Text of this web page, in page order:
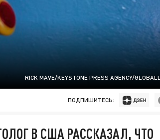
RICK MAVE/KEYSTONE PRESS AGENCY/
ПОДПИШИТЕСЬ:
В США РАССКАЗАЛ, ЧТО